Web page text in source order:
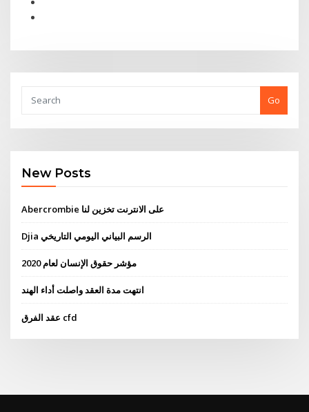
Go
New Posts
Abercrombie على الانترنت تخزين لنا
Djia الرسم البياني اليومي التاريخي
مؤشر حقوق الإنسان لعام 2020
انتهت مدة العقد واصلت أداء الهند
عقد الفرق cfd